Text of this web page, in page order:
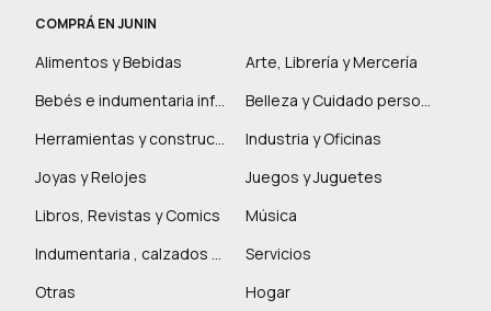
COMPRÁ EN JUNIN
Alimentos y Bebidas
Arte, Librería y Mercería
Bebés e indumentaria infantil
Belleza y Cuidado personal
Herramientas y construcción
Industria y Oficinas
Joyas y Relojes
Juegos y Juguetes
Libros, Revistas y Comics
Música
Indumentaria , calzados y marroquinería
Servicios
Otras
Hogar